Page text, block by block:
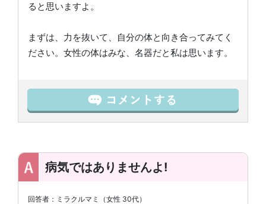
ると思いますよ。
まずは、力を抜いて、自分の体と向き合ってみてく
ださい。女性の体はみな、名器だと私は思います。
病気ではありませんよ!
回答者：ミラクルマミ（女性 30代）